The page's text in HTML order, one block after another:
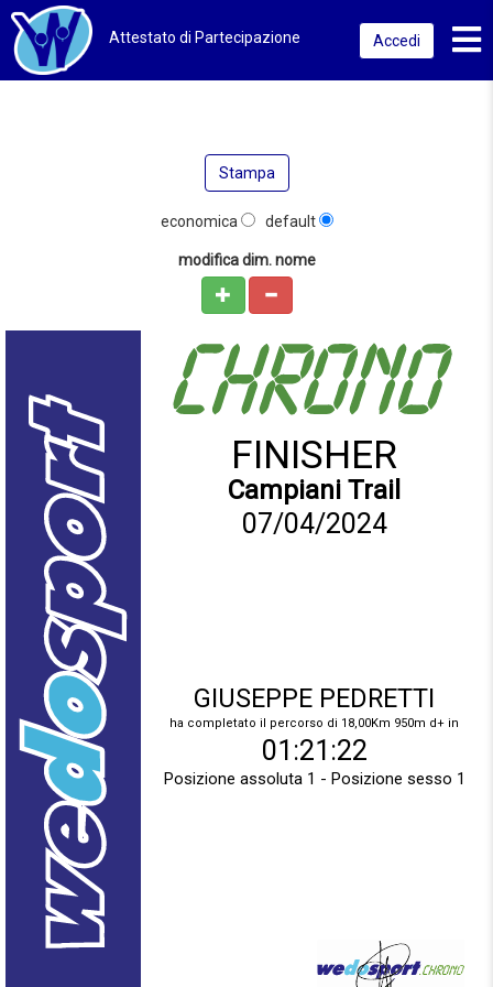
Attestato di Partecipazione Accedi
Stampa
economica default
modifica dim. nome
FINISHER
Campiani Trail
GIUSEPPE PEDRETTI
ha completato il percorso di 18,00Km 950m d+ in
Posizione assoluta 1 - Posizione sesso 1
01:21:22
07/04/2024